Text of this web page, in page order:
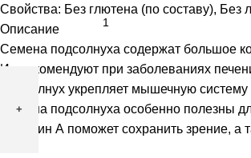
товара
Урбеч
Живой
продукт
семян
подсолнечника,
Свойства: Без глютена (по составу), Без
Описание
Семена подсолнуха содержат большое
Их рекомендуют при заболеваниях
Подсолнух укрепляет мышечную
Семена подсолнуха особенно полезны
Витамин А поможет сохранить зрение, а